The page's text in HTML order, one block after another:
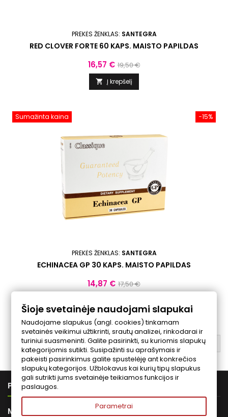
PREKĖS ŽENKLAS: SANTEGRA
RED CLOVER FORTE 60 KAPS. MAISTO PAPILDAS
Kaina
16,57 € Bazinė
kaina
19,50 €
 Į krepšelį
−15%
Sumažinta kaina
PREKĖS ŽENKLAS: SANTEGRA
ECHINACEA GP 30 KAPS. MAISTO PAPILDAS
Kaina
14,87 € Bazinė
17,50 €
ATGAL Į VIRŠŲ
PREKĖS
MŪSŲ ĮMONĖ
Šioje svetainėje naudojami slapukai
Naudojame slapukus (angl. cookies) tinkamam
svetainės veikimui užtikrinti, srautų analizei, rinkodarai ir
turiniui suasmeninti. Galite pasirinkti, su kuriomis slapukų
kategorijomis sutikti. Susipažinti su aprašymais ir
pakeisti pasirinkimus galite spustelėję ant konkrečios
slapukų kategorijos. Užblokavus kai kurių tipų slapukus
gali sutrikti jums svetainėje teikiamos funkcijos ir
paslaugos.
Parametrai